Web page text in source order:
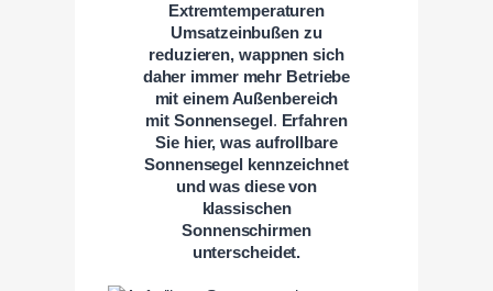
Extremtemperaturen
Umsatzeinbußen zu
reduzieren, wappnen sich
daher immer mehr Betriebe
mit einem Außenbereich
mit Sonnensegel . Erfahren
Sie hier, was aufrollbare
Sonnensegel kennzeichnet
und was diese von
klassischen
Sonnenschirmen
unterscheidet.